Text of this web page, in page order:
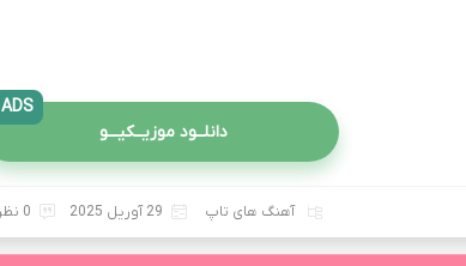
دانلــود موزیــکیـــو
ADS
آهنگ های تاپ 29 آوریل 2025 0 نظر